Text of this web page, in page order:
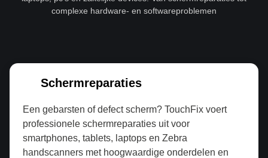
complexe hardware- en softwareproblemen
Schermreparaties
Een gebarsten of defect scherm? TouchFix voert
professionele schermreparaties uit voor
smartphones, tablets, laptops en Zebra
handscanners met hoogwaardige onderdelen en